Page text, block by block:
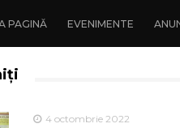
PAGINĂ EVENIMENTE
4 octombrie 2022